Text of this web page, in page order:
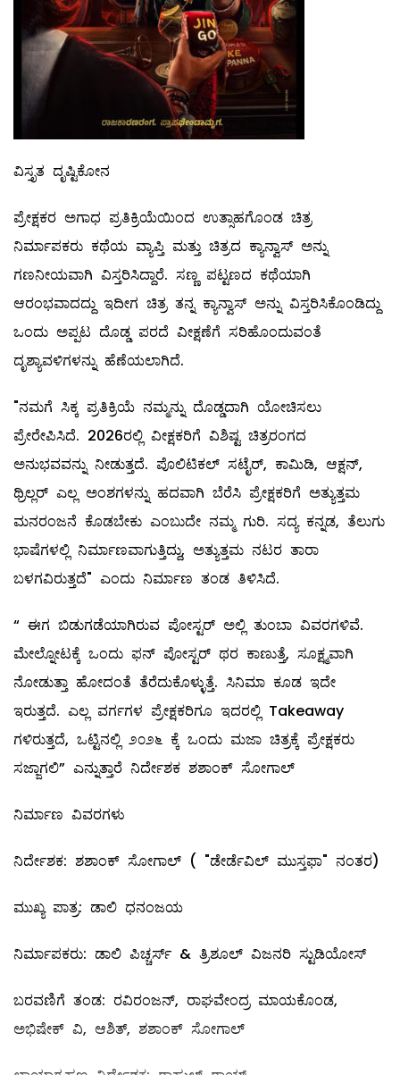
ವಿಸ್ತೃತ ದೃಷ್ಟಿಕೋನ
ಪ್ರೇಕ್ಷಕರ ಅಗಾಧ ಪ್ರತಿಕ್ರಿಯೆಯಿಂದ ಉತ್ಸಾಹಗೊಂಡ ಚಿತ್ರ
ನಿರ್ಮಾಪಕರು ಕಥೆಯ ವ್ಯಾಪ್ತಿ ಮತ್ತು ಚಿತ್ರದ ಕ್ಯಾನ್ವಾಸ್ ಅನ್ನು
ಗಣನೀಯವಾಗಿ ವಿಸ್ತರಿಸಿದ್ದಾರೆ. ಸಣ್ಣ ಪಟ್ಟಣದ ಕಥೆಯಾಗಿ
ಆರಂಭವಾದದ್ದು ಇದೀಗ ಚಿತ್ರ ತನ್ನ ಕ್ಯಾನ್ವಾಸ್ ಅನ್ನು ವಿಸ್ತರಿಸಿಕೊಂಡಿದ್ದು
ಒಂದು ಅಪ್ಪಟ ದೊಡ್ಡ ಪರದೆ ವೀಕ್ಷಣೆಗೆ ಸರಿಹೊಂದುವಂತೆ
ದೃಶ್ಯಾವಳಿಗಳನ್ನು ಹೆಣೆಯಲಾಗಿದೆ.
"ನಮಗೆ ಸಿಕ್ಕ ಪ್ರತಿಕ್ರಿಯೆ ನಮ್ಮನ್ನು ದೊಡ್ಡದಾಗಿ ಯೋಚಿಸಲು
ಪ್ರೇರೇಪಿಸಿದೆ. 2026ರಲ್ಲಿ ವೀಕ್ಷಕರಿಗೆ ವಿಶಿಷ್ಟ ಚಿತ್ರರಂಗದ
ಅನುಭವವನ್ನು ನೀಡುತ್ತದೆ. ಪೊಲಿಟಿಕಲ್ ಸಟೈರ್, ಕಾಮಿಡಿ, ಆಕ್ಷನ್,
ಥ್ರಿಲ್ಲರ್ ಎಲ್ಲ ಅಂಶಗಳನ್ನು ಹದವಾಗಿ ಬೆರೆಸಿ ಪ್ರೇಕ್ಷಕರಿಗೆ ಅತ್ಯುತ್ತಮ
ಮನರಂಜನೆ ಕೊಡಬೇಕು ಎಂಬುದೇ ನಮ್ಮ ಗುರಿ. ಸದ್ಯ ಕನ್ನಡ, ತೆಲುಗು
ಭಾಷೆಗಳಲ್ಲಿ ನಿರ್ಮಾಣವಾಗುತ್ತಿದ್ದು, ಅತ್ಯುತ್ತಮ ನಟರ ತಾರಾ
ಬಳಗವಿರುತ್ತದೆ" ಎಂದು ನಿರ್ಮಾಣ ತಂಡ ತಿಳಿಸಿದೆ.
“ ಈಗ ಬಿಡುಗಡೆಯಾಗಿರುವ ಪೋಸ್ಟರ್ ಅಲ್ಲಿ ತುಂಬಾ ವಿವರಗಳಿವೆ.
ಮೇಲ್ನೋಟಕ್ಕೆ ಒಂದು ಫನ್ ಪೋಸ್ಟರ್ ಥರ ಕಾಣುತ್ತೆ, ಸೂಕ್ಷ್ಮವಾಗಿ
ನೋಡುತ್ತಾ ಹೋದಂತೆ ತೆರೆದುಕೊಳ್ಳುತ್ತೆ. ಸಿನಿಮಾ ಕೂಡ ಇದೇ
ಇರುತ್ತದೆ. ಎಲ್ಲ ವರ್ಗಗಳ ಪ್ರೇಕ್ಷಕರಿಗೂ ಇದರಲ್ಲಿ Takeaway
ಗಳಿರುತ್ತದೆ, ಒಟ್ಟಿನಲ್ಲಿ ೨೦೨೬ ಕ್ಕೆ ಒಂದು ಮಜಾ ಚಿತ್ರಕ್ಕೆ ಪ್ರೇಕ್ಷಕರು
ಸಜ್ಜಾಗಲಿ” ಎನ್ನುತ್ತಾರೆ ನಿರ್ದೇಶಕ ಶಶಾಂಕ್ ಸೋಗಾಲ್
ನಿರ್ಮಾಣ ವಿವರಗಳು
ನಿರ್ದೇಶಕ: ಶಶಾಂಕ್ ಸೋಗಾಲ್ ( "ಡೇರ್ಡೆವಿಲ್ ಮುಸ್ತಫಾ" ನಂತರ)
ಮುಖ್ಯ ಪಾತ್ರ: ಡಾಲಿ ಧನಂಜಯ
ನಿರ್ಮಾಪಕರು: ಡಾಲಿ ಪಿಚ್ಚರ್ಸ್ & ತ್ರಿಶೂಲ್ ವಿಜನರಿ ಸ್ಟುಡಿಯೋಸ್
ಬರವಣಿಗೆ ತಂಡ: ರವಿರಂಜನ್, ರಾಘವೇಂದ್ರ ಮಾಯಕೊಂಡ,
ಅಭಿಷೇಕ್ ವಿ, ಆಶಿತ್, ಶಶಾಂಕ್ ಸೋಗಾಲ್